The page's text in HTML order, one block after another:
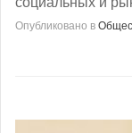
Опубликовано в